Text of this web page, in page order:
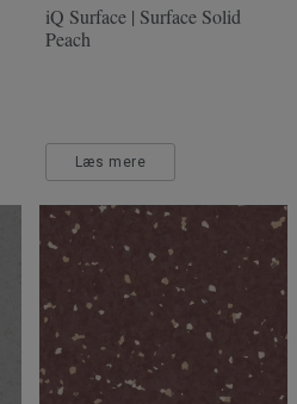
iQ Surface | Surface Solid
Peach
Læs mere